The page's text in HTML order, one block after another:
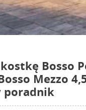
Bosso
Mezzo
poradnik